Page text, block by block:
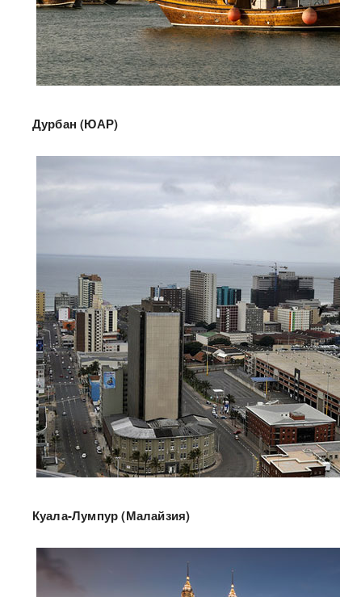
Дурбан (ЮАР)
Куала-Лумпур (Малайзия)